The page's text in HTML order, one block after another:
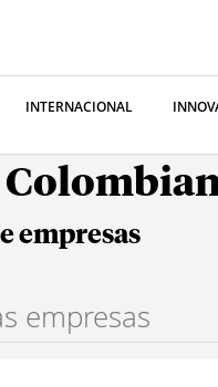
INTERNACIONAL
empresas